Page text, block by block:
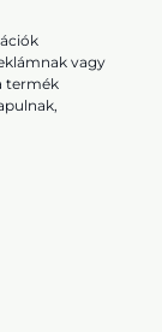
vagy
termék